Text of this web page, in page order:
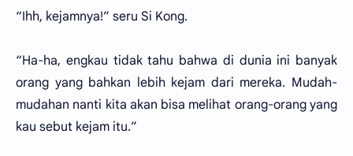
“Ihh, kejamnya!” seru Si Kong.
“Ha-ha, engkau tidak tahu bahwa di dunia ini banyak
orang yang bahkan lebih kejam dari mereka. Mudah-
mudahan nanti kita akan bisa melihat orang-orang yang
kau sebut kejam itu.”